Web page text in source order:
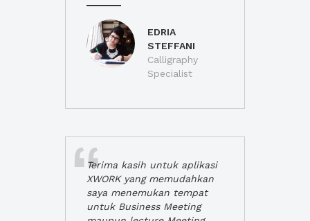
EDRIA
STEFFANI
Calligraphy
Specialist
Terima kasih untuk aplikasi
XWORK yang memudahkan
saya menemukan tempat
untuk Business Meeting